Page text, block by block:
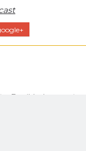
Brasil é o lugar certo